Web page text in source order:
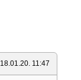
18.01.20. 11:47